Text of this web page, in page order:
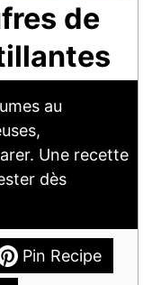
de
au
Une recette
dès
Pin Recipe